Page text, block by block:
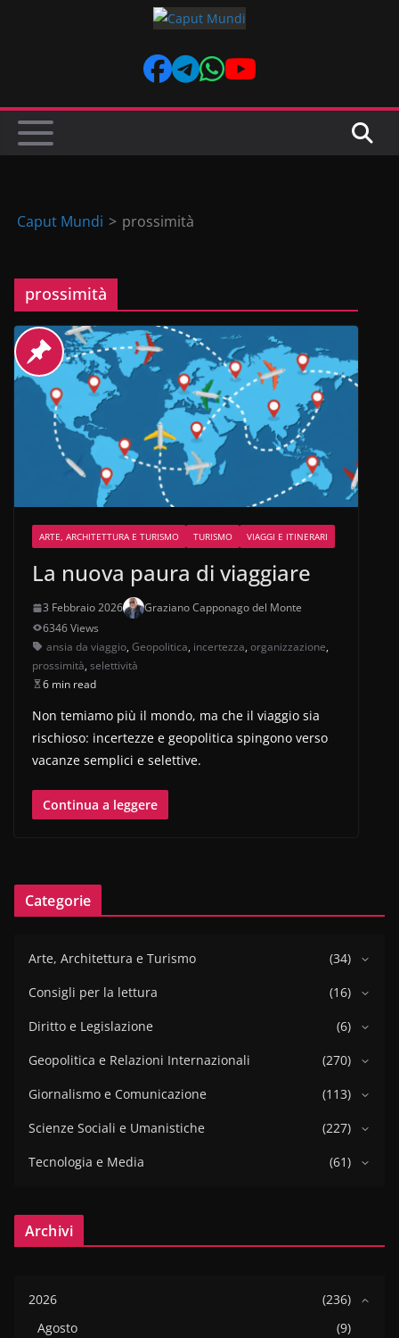
Caput Mundi > prossimità
prossimità
ARTE, ARCHITETTURA E TURISMO TURISMO VIAGGI E ITINERARI
La nuova paura di viaggiare
3 Febbraio 2026
Graziano Capponago del Monte
6346 Views
ansia da viaggio, Geopolitica, incertezza, organizzazione,
prossimità, selettività
6 min read
Non temiamo più il mondo, ma che il viaggio sia
rischioso: incertezze e geopolitica spingono verso
vacanze semplici e selettive.
Continua a leggere
Categorie
Arte, Architettura e Turismo
(34)
Consigli per la lettura
(16)
Diritto e Legislazione
(6)
Geopolitica e Relazioni Internazionali
(270)
Giornalismo e Comunicazione
(113)
Scienze Sociali e Umanistiche
(227)
Tecnologia e Media
(61)
Archivi
2026
(236)
Agosto
(9)